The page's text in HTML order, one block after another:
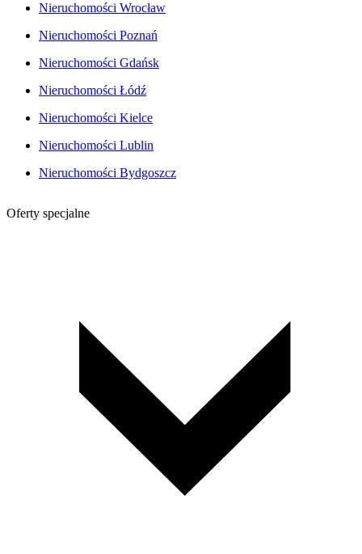
Nieruchomości Wrocław
Nieruchomości Poznań
Nieruchomości Gdańsk
Nieruchomości Łódź
Nieruchomości Kielce
Nieruchomości Lublin
Nieruchomości Bydgoszcz
Oferty specjalne